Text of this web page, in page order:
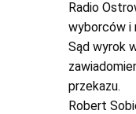
Radio
wyborców i
Sąd wyrok
przekazu.
Robert